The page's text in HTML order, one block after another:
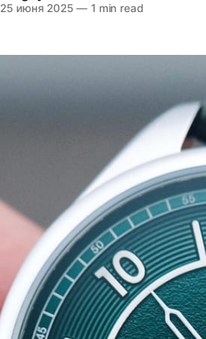
25 июня 2025 —1 min read